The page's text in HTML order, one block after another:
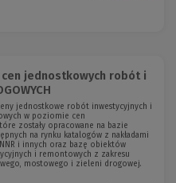
jednostkowych robót i
jednostkowe robót inwestycyjnych i
w poziomie cen
zostały opracowane na bazie
na rynku katalogów z nakładami
i innych oraz bazę obiektów
i remontowych z zakresu
mostowego i zieleni drogowej.